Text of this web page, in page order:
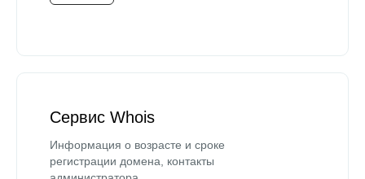
Сервис Whois
Информация о возрасте и сроке
регистрации домена, контакты